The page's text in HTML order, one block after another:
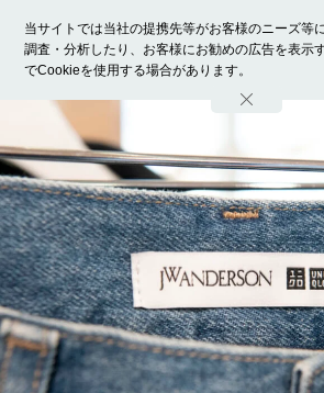
当サイトでは当社の提携先等がお客様のニーズ等
調査・分析したり、お客様にお勧めの広告を表示
でCookieを使用する場合があります。
ホーム モデル募集 ランキング